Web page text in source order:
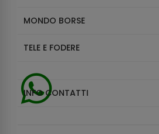
MONDO BORSE
TELE E FODERE
INFO CONTATTI